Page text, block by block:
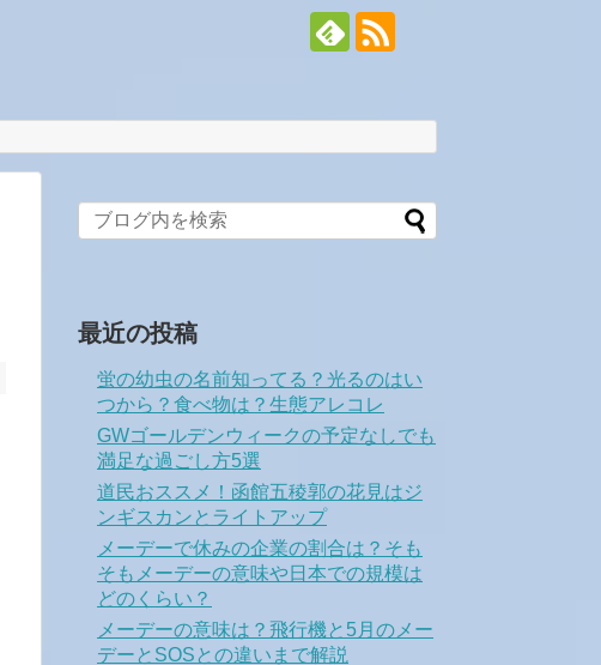
最近の投稿
蛍の幼虫の名前知ってる？光るのはい
つから？食べ物は？生態アレコレ
GWゴールデンウィークの予定なしでも
満足な過ごし方5選
道民おススメ！函館五稜郭の花見はジ
ンギスカンとライトアップ
メーデーで休みの企業の割合は？そも
そもメーデーの意味や日本での規模は
どのくらい？
メーデーの意味は？飛行機と5月のメー
デーとSOSとの違いまで解説